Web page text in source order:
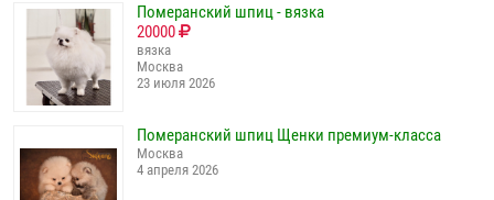
Померанский шпиц - вязка
20000
вязка
Москва
23 июля 2026
Померанский шпиц Щенки премиум-класса
Москва
4 апреля 2026